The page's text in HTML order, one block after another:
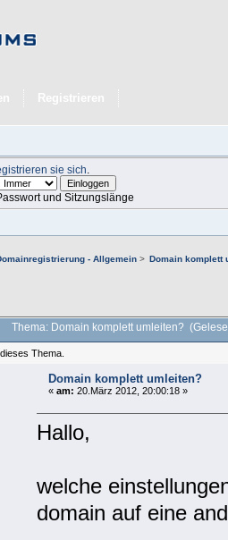
Registrieren
sie sich
und Sitzungslänge
- Allgemein> Domain komplett
Thema: Domain komplett umleiten?
Thema.
Domain komplett umleiten?
« am: 20.März 2012, 20:00:18 »
Hallo,
welche
domain auf eine